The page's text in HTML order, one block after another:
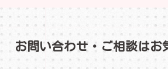
お問い合わせ・ご相談はお